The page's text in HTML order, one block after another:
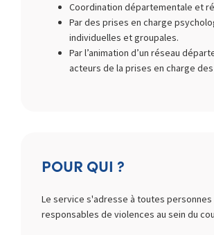
Coordination départementale et
Par des prises en charge
individuelles et groupales.
Par l’animation d’un réseau
acteurs de la prises en charge
POUR QUI ?
Le service s'adresse à toutes personnes
responsables de violences au sein du